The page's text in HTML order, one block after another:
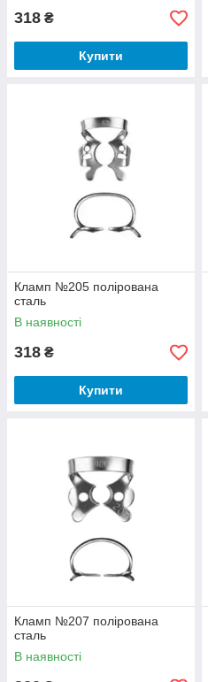
318 ₴
Купити
Кламп №205 полірована
сталь
В наявності
318 ₴
Купити
Кламп №207 полірована
сталь
В наявності